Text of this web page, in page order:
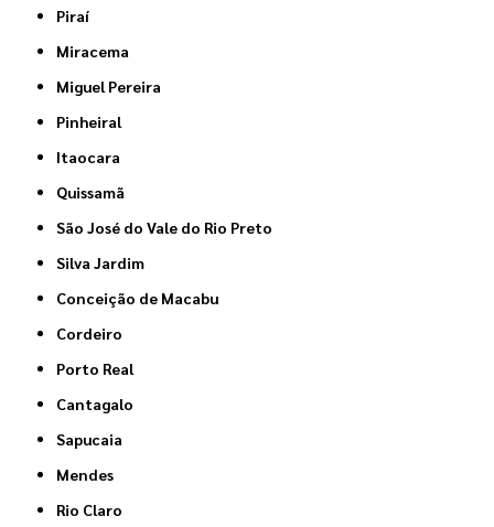
Piraí
Miracema
Miguel Pereira
Pinheiral
Itaocara
Quissamã
São José do Vale do Rio Preto
Silva Jardim
Conceição de Macabu
Cordeiro
Porto Real
Cantagalo
Sapucaia
Mendes
Rio Claro